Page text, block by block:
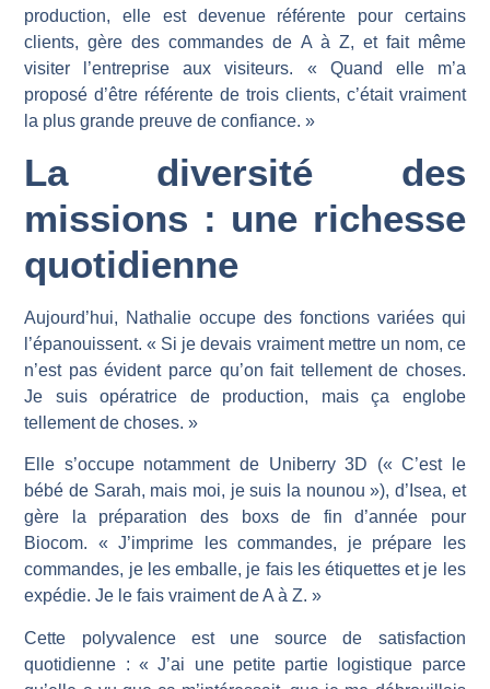
production, elle est devenue référente pour certains
clients, gère des commandes de A à Z, et fait même
visiter l’entreprise aux visiteurs. « Quand elle m’a
proposé d’être référente de trois clients, c’était vraiment
la plus grande preuve de confiance. »
La diversité des
missions : une richesse
quotidienne
Aujourd’hui, Nathalie occupe des fonctions variées qui
l’épanouissent. « Si je devais vraiment mettre un nom, ce
n’est pas évident parce qu’on fait tellement de choses.
Je suis opératrice de production, mais ça englobe
tellement de choses. »
Elle s’occupe notamment de Uniberry 3D (« C’est le
bébé de Sarah, mais moi, je suis la nounou »), d’Isea, et
gère la préparation des boxs de fin d’année pour
Biocom. « J’imprime les commandes, je prépare les
commandes, je les emballe, je fais les étiquettes et je les
expédie. Je le fais vraiment de A à Z. »
Cette polyvalence est une source de satisfaction
quotidienne : « J’ai une petite partie logistique parce